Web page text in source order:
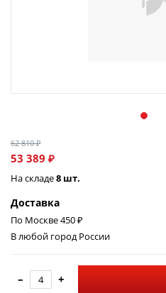
62 810 ₽
53 389 ₽
На складе8 шт.
Доставка
По Москве 450 ₽
В любой город России
– +